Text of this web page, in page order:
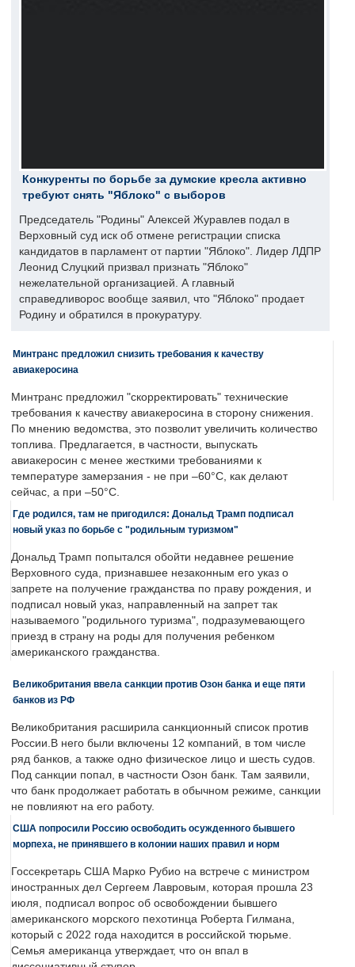
Конкуренты по борьбе за думские кресла активно
требуют снять "Яблоко" с выборов
Председатель "Родины" Алексей Журавлев подал в
Верховный суд иск об отмене регистрации списка
кандидатов в парламент от партии "Яблоко". Лидер ЛДПР
Леонид Слуцкий призвал признать "Яблоко"
нежелательной организацией. А главный
справедливорос вообще заявил, что "Яблоко" продает
Родину и обратился в прокуратуру.
Минтранс предложил снизить требования к качеству
авиакеросина
Минтранс предложил "скорректировать" технические
требования к качеству авиакеросина в сторону снижения.
По мнению ведомства, это позволит увеличить количество
топлива. Предлагается, в частности, выпускать
авиакеросин с менее жесткими требованиями к
температуре замерзания - не при –60°C, как делают
сейчас, а при –50°C.
Где родился, там не пригодился: Дональд Трамп подписал
новый указ по борьбе с "родильным туризмом"
Дональд Трамп попытался обойти недавнее решение
Верховного суда, признавшее незаконным его указ о
запрете на получение гражданства по праву рождения, и
подписал новый указ, направленный на запрет так
называемого "родильного туризма", подразумевающего
приезд в страну на роды для получения ребенком
американского гражданства.
Великобритания ввела санкции против Озон банка и еще пяти
банков из РФ
Великобритания расширила санкционный список против
России.В него были включены 12 компаний, в том числе
ряд банков, а также одно физическое лицо и шесть судов.
Под санкции попал, в частности Озон банк. Там заявили,
что банк продолжает работать в обычном режиме, санкции
не повлияют на его работу.
США попросили Россию освободить осужденного бывшего
морпеха, не принявшего в колонии наших правил и норм
Госсекретарь США Марко Рубио на встрече с министром
иностранных дел Сергеем Лавровым, которая прошла 23
июля, подписал вопрос об освобождении бывшего
американского морского пехотинца Роберта Гилмана,
который с 2022 года находится в российской тюрьме.
Семья американца утверждает, что он впал в